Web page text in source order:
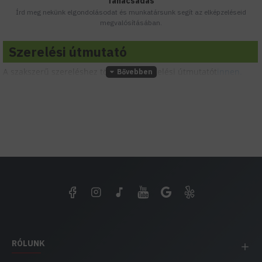
Írd meg nekünk elgondolásodat és munkatársunk segít az elképzeléseid
megvalósításában.
Szerelési útmutató
A szakszerű szereléshez töltsd le a szerelési útmutatót
RÓLUNK